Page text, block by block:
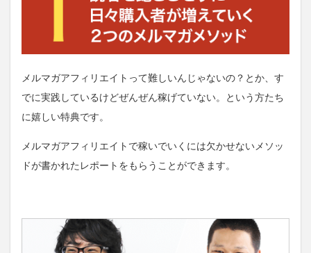
メルマガアフィリエイトって難しいんじゃないの？とか、す
でに実践しているけどぜんぜん稼げていない。という方たち
に嬉しい特典です。
メルマガアフィリエイトで稼いでいくには欠かせないメソッ
ドが書かれたレポートをもらうことができます。